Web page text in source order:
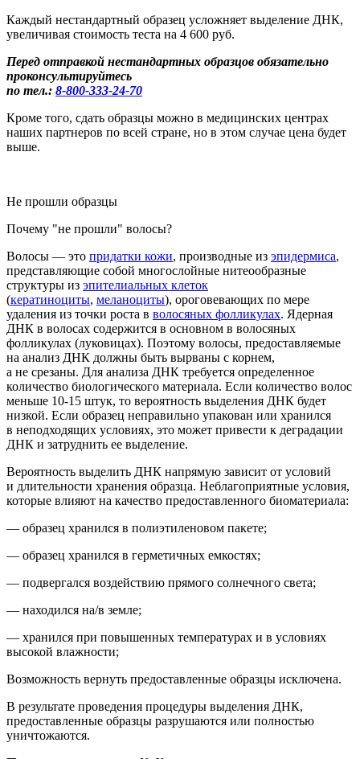
Каждый нестандартный образец усложняет выделение ДНК,
увеличивая стоимость теста на 4 600 руб.
Перед отправкой нестандартных образцов обязательно
проконсультируйтесь
по тел.: 8-800-333-24-70
Кроме того, сдать образцы можно в медицинских центрах
наших партнеров по всей стране, но в этом случае цена будет
выше.
Не прошли образцы
Почему "не прошли" волосы?
Волосы — это придатки кожи, производные из эпидермиса,
представляющие собой многослойные нитеообразные
структуры из эпителиальных клеток
(кератиноциты, меланоциты), ороговевающих по мере
удаления из точки роста в волосяных фолликулах. Ядерная
ДНК в волосах содержится в основном в волосяных
фолликулах (луковицах). Поэтому волосы, предоставляемые
на анализ ДНК должны быть вырваны с корнем,
а не срезаны. Для анализа ДНК требуется определенное
количество биологического материала. Если количество волос
меньше 10-15 штук, то вероятность выделения ДНК будет
низкой. Если образец неправильно упакован или хранился
в неподходящих условиях, это может привести к деградации
ДНК и затруднить ее выделение.
Вероятность выделить ДНК напрямую зависит от условий
и длительности хранения образца. Неблагоприятные условия,
которые влияют на качество предоставленного биоматериала:
— образец хранился в полиэтиленовом пакете;
— образец хранился в герметичных емкостях;
— подвергался воздействию прямого солнечного света;
— находился на/в земле;
— хранился при повышенных температурах и в условиях
высокой влажности;
Возможность вернуть предоставленные образцы исключена.
В результате проведения процедуры выделения ДНК,
предоставленные образцы разрушаются или полностью
уничтожаются.